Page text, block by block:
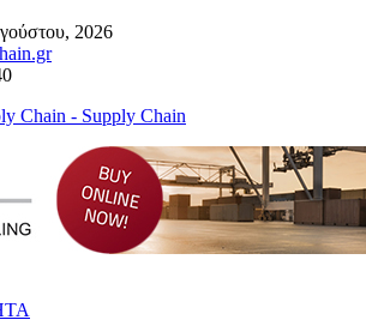
2026
Chain - Supply Chain